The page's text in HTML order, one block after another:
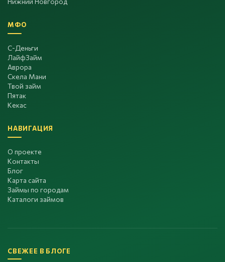
МФО
С-Деньги
ЛайфЗайм
Аврора
Скела Мани
Твой займ
Пятак
Кекас
НАВИГАЦИЯ
О проекте
Контакты
Блог
Карта сайта
Займы по городам
Каталоги займов
СВЕЖЕЕ В БЛОГЕ